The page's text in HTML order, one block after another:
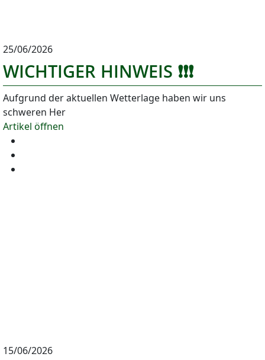
25/06/2026
WICHTIGER HINWEIS ❗️❗️❗️
Aufgrund der aktuellen Wetterlage haben wir uns
schweren Her
Artikel öffnen
15/06/2026